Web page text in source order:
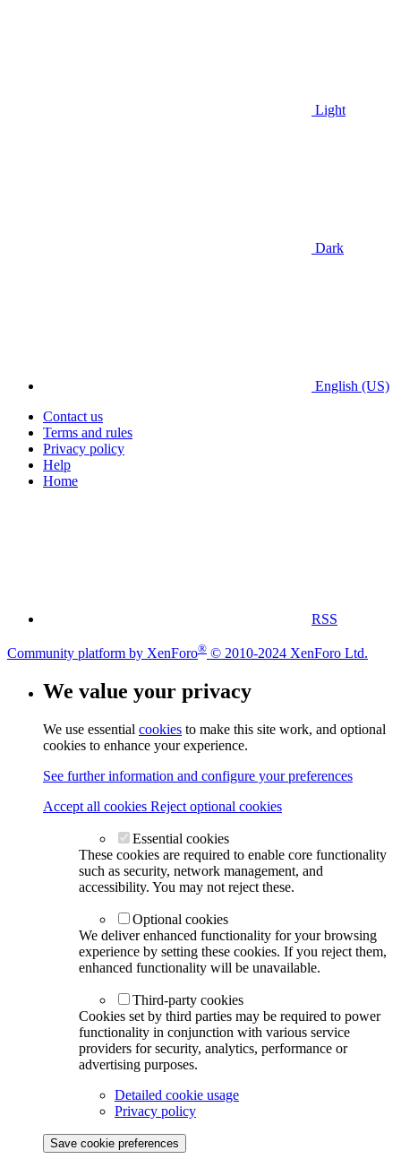
Light
Dark
English (US)
Contact us
Terms and rules
Privacy policy
Help
Home
RSS
Community platform by XenForo® © 2010-2024 XenForo Ltd.
We value your privacy
We use essential cookies to make this site work, and optional
cookies to enhance your experience.
See further information and configure your preferences
Accept all cookies Reject optional cookies
Essential cookies
These cookies are required to enable core functionality
such as security, network management, and
accessibility. You may not reject these.
Optional cookies
We deliver enhanced functionality for your browsing
experience by setting these cookies. If you reject them,
enhanced functionality will be unavailable.
Third-party cookies
Cookies set by third parties may be required to power
functionality in conjunction with various service
providers for security, analytics, performance or
advertising purposes.
Detailed cookie usage
Privacy policy
Save cookie preferences